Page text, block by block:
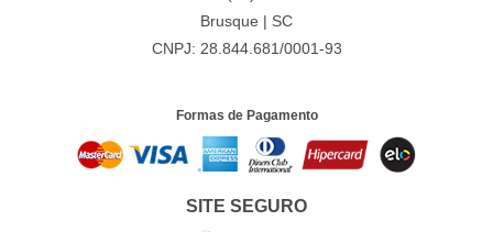
Brusque | SC
CNPJ: 28.844.681/0001-93
Formas de Pagamento
SITE SEGURO